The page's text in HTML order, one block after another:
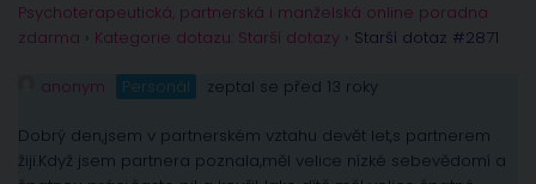
Psychoterapeutická, partnerská i manželská online poradna
zdarma › Kategorie dotazu: Starší dotazy › Starší dotaz #2871
anonym Personál zeptal se před 13 roky
Dobrý den,jsem v partnerském vztahu devět let,s partnerem
žiji.Když jsem partnera poznala,měl velice nízké sebevědomí a